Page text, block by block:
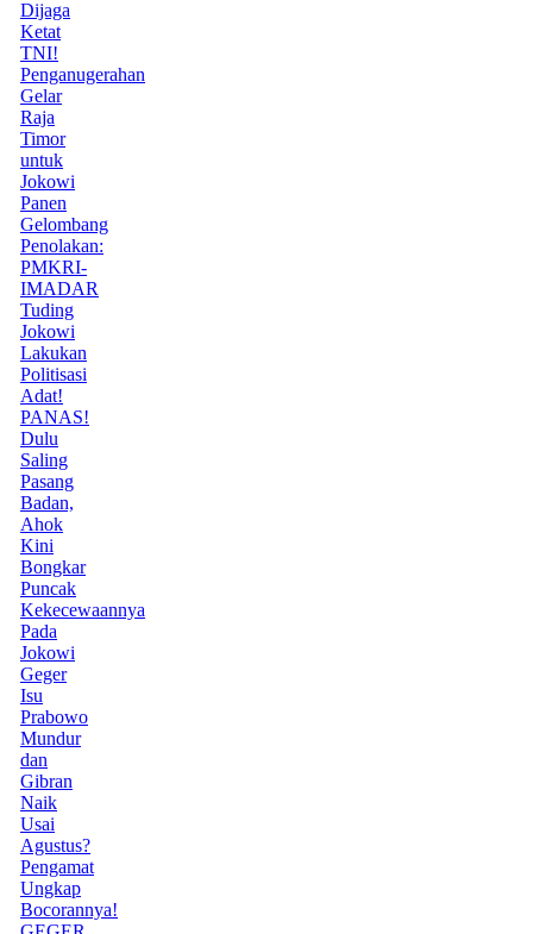
Dijaga
Ketat
TNI!
Penganugerahan
Gelar
Raja
Timor
untuk
Jokowi
Panen
Gelombang
Penolakan:
PMKRI-
IMADAR
Tuding
Jokowi
Lakukan
Politisasi
Adat!
PANAS!
Dulu
Saling
Pasang
Badan,
Ahok
Kini
Bongkar
Puncak
Kekecewaannya
Pada
Jokowi
Geger
Isu
Prabowo
Mundur
dan
Gibran
Naik
Usai
Agustus?
Pengamat
Ungkap
Bocorannya!